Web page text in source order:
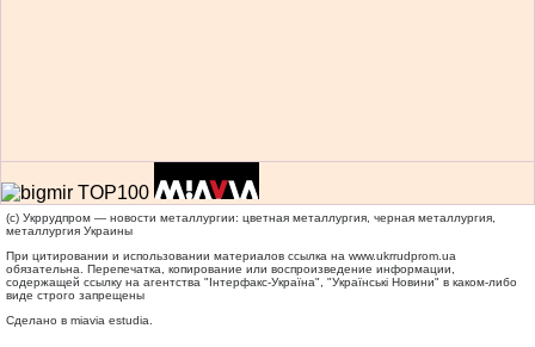
(c) Укррудпром — новости металлургии: цветная металлургия, черная металлургия,
металлургия Украины
При цитировании и использовании материалов ссылка на www.ukrrudprom.ua
обязательна. Перепечатка, копирование или воспроизведение информации,
содержащей ссылку на агентства "Iнтерфакс-Україна", "Українськi Новини" в каком-либо
виде строго запрещены
Сделано в miavia estudia.